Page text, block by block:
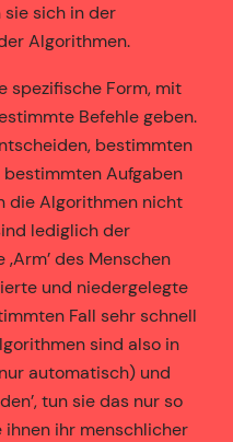
sie sich in der
Algorithmen.
spezifische Form, mit
Befehle geben.
bestimmten
Aufgaben
die Algorithmen nicht
lediglich der
des Menschen
und niedergelegte
Fall sehr schnell
sind also in
automatisch) und
tun sie das nur so
ihnen ihr menschlicher